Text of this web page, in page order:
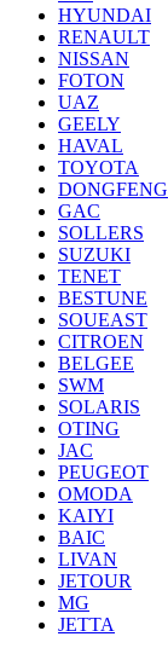
HYUNDAI
RENAULT
NISSAN
FOTON
UAZ
GEELY
HAVAL
TOYOTA
DONGFENG
GAC
SOLLERS
SUZUKI
TENET
BESTUNE
SOUEAST
CITROEN
BELGEE
SWM
SOLARIS
OTING
JAC
PEUGEOT
OMODA
KAIYI
BAIC
LIVAN
JETOUR
MG
JETTA